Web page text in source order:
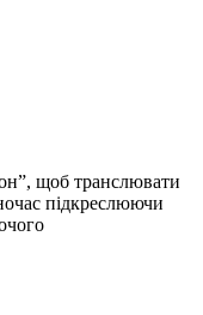
щоб транслювати
підкреслюючи